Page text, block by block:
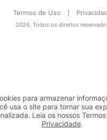
Termos de Uso
2026, Todos os direitos
para armazenar
usa o site para tornar sua
Leia os nossos
Privacidade.